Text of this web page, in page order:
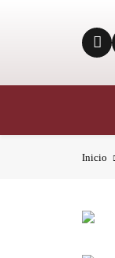
Inicio